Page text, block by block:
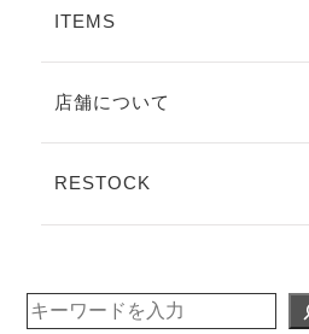
ITEMS
店舗について
RESTOCK
索